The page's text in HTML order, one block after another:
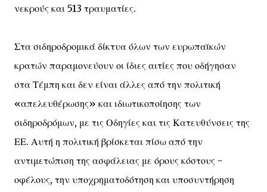
νεκρούς και 513 τραυματίες.
Στα σιδηροδρομικά δίκτυα όλων των ευρωπαϊκών
κρατών παραμονεύουν οι ίδιες αιτίες που οδήγησαν
στα Τέμπη και δεν είναι άλλες από την πολιτική
«απελευθέρωσης» και ιδιωτικοποίησης των
σιδηροδρόμων, με τις Οδηγίες και τις Κατευθύνσεις της
ΕΕ. Αυτή η πολιτική βρίσκεται πίσω από την
αντιμετώπιση της ασφάλειας με όρους κόστους -
οφέλους, την υποχρηματοδότηση και υποσυντήρηση